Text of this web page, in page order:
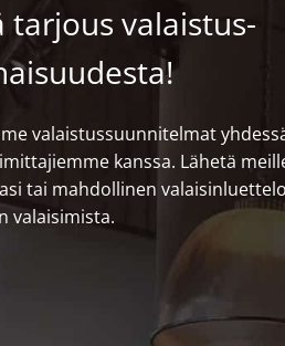
tarjous valaistus­
valaistussuunnitelmat
kanssa. Lähetä
tai mahdollinen
valaisimista.